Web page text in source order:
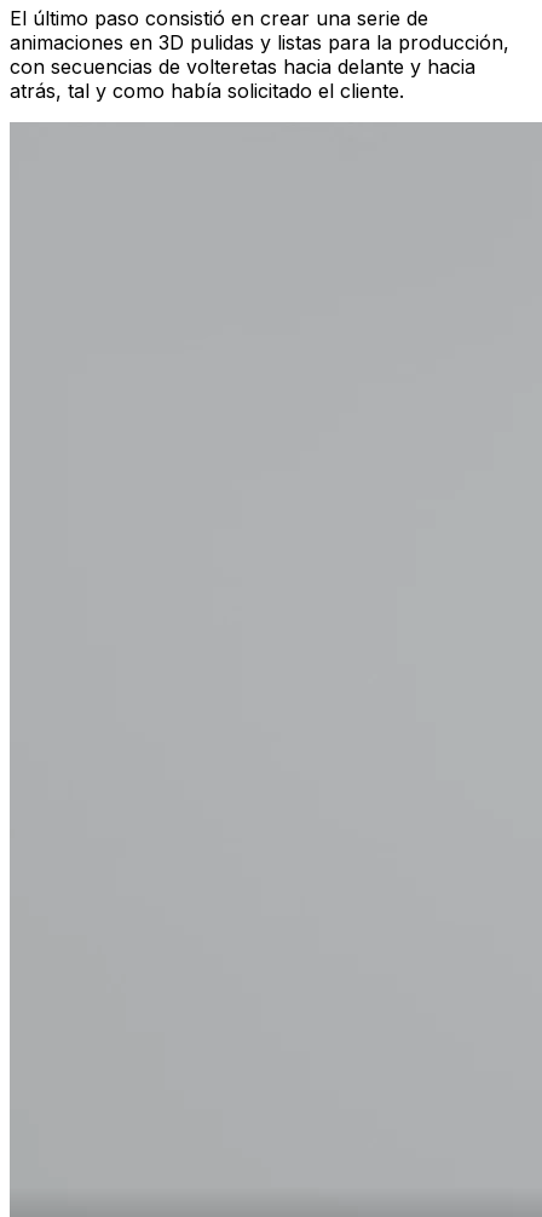
El último paso consistió en crear una serie de
animaciones en 3D pulidas y listas para la producción,
con secuencias de volteretas hacia delante y hacia
atrás, tal y como había solicitado el cliente.